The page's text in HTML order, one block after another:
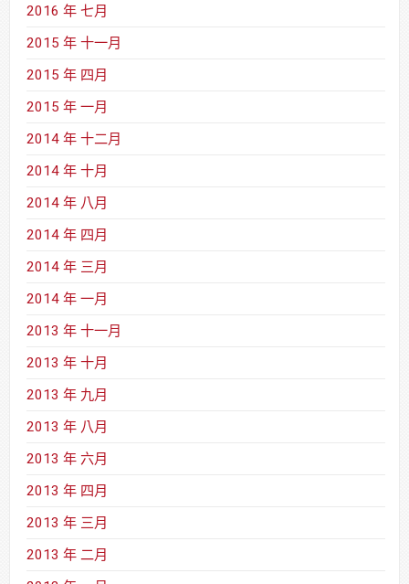
2016 年 七月
2015 年 十一月
2015 年 四月
2015 年 一月
2014 年 十二月
2014 年 十月
2014 年 八月
2014 年 四月
2014 年 三月
2014 年 一月
2013 年 十一月
2013 年 十月
2013 年 九月
2013 年 八月
2013 年 六月
2013 年 四月
2013 年 三月
2013 年 二月